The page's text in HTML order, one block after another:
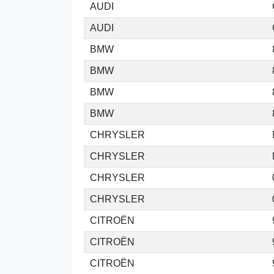
AUDI
AUDI
BMW
BMW
BMW
BMW
CHRYSLER
CHRYSLER
CHRYSLER
CHRYSLER
CITROËN
CITROËN
CITROËN